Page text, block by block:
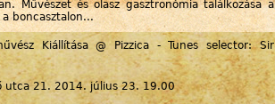
Művészet és olasz gasztronómia találkozása a
boncasztalon...
Kiállítása @ Pizzica - Tunes selector: Sir
utca 21. 2014. július 23. 19.00